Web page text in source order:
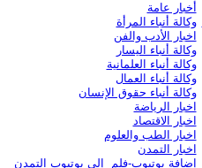
أخبار عامة
وكالة أنباء المرأة
اخبار الأدب والفن
وكالة أنباء اليسار
وكالة أنباء العلمانية
وكالة أنباء العمال
وكالة أنباء حقوق الإنسان
اخبار الرياضة
اخبار الاقتصاد
اخبار الطب والعلوم
اخبار التمدن
إضافة يوتيوب-فلم إلى يوتيوب التمدن